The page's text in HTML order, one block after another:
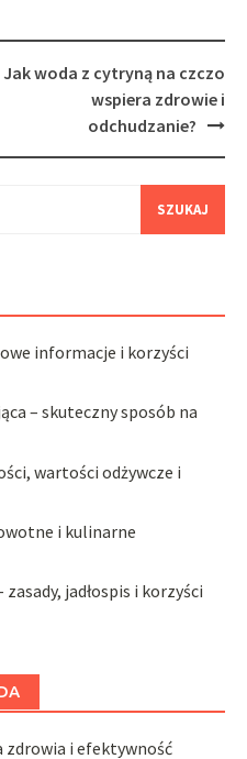
Jak woda z cytryną na czczo
wspiera zdrowie i
odchudzanie?
informacje i korzyści
– skuteczny sposób na
wartości odżywcze i
i kulinarne
jadłospis i korzyści
zdrowia i efektywność